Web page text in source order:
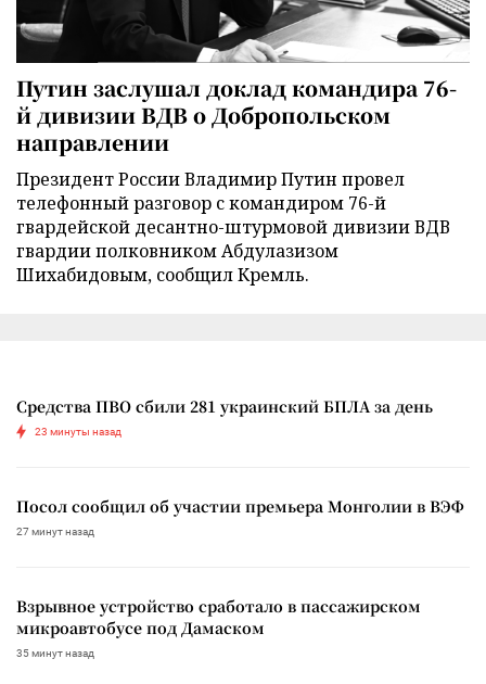
Путин заслушал доклад командира 76-
й дивизии ВДВ о Добропольском
направлении
Президент России Владимир Путин провел
телефонный разговор с командиром 76-й
гвардейской десантно-штурмовой дивизии ВДВ
гвардии полковником Абдулазизом
Шихабидовым, сообщил Кремль.
Средства ПВО сбили 281 украинский БПЛА за день
23 минуты назад
Посол сообщил об участии премьера Монголии в ВЭФ
27 минут назад
Взрывное устройство сработало в пассажирском
микроавтобусе под Дамаском
35 минут назад